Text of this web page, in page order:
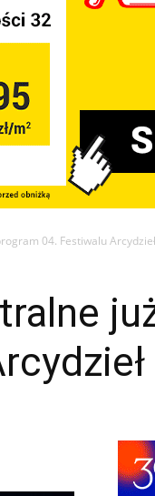
04. Festiwalu Arcydzieł